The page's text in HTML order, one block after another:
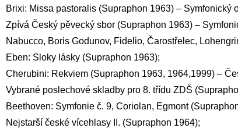
Brixi: Missa pastoralis (Supraphon 1963) – Symfonický
Zpívá Český pěvecký sbor (Supraphon 1963) –
Nabucco, Boris Godunov, Fidelio, Čarostřelec,
Eben: Sloky lásky (Supraphon 1963);
Cherubini: Rekviem (Supraphon 1963, 1964,1999) –
Vybrané poslechové skladby pro 8. třídu ZDŠ
Beethoven: Symfonie č. 9, Coriolan, Egmont
Nejstarší české vícehlasy II. (Supraphon 1964);